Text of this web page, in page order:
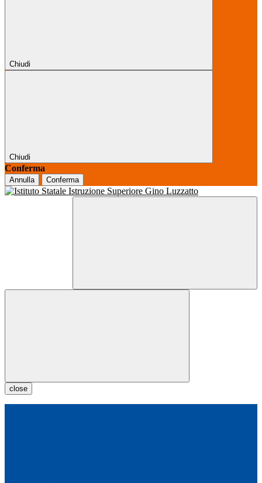
Chiudi
Chiudi
Conferma
Annulla Conferma
close